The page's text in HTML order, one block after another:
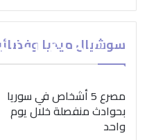
سوشيال ميديا
بمناسبة
“الصحة
ضرورة اتباع
لمواجهة
مصرع 5 أشخاص في سوريا
بحوادث منفصلة خلال يوم
واحد